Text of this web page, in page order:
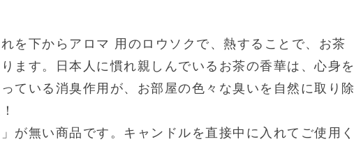
を下からアロマ 用のロウソクで、熱することで、お茶
ます。日本人に慣れ親しんでいるお茶の香華は、心身を
ている消臭作用が、お部屋の色々な臭いを自然に取り除
が無い商品です。キャンドルを直接中に入れてご使用く